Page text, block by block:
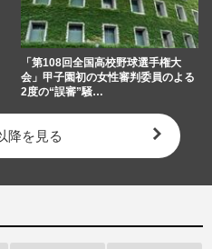
「第108回全国高校野球選手権大
会」甲子園初の女性審判委員のよる
2度の“誤審”騒…
降を見る